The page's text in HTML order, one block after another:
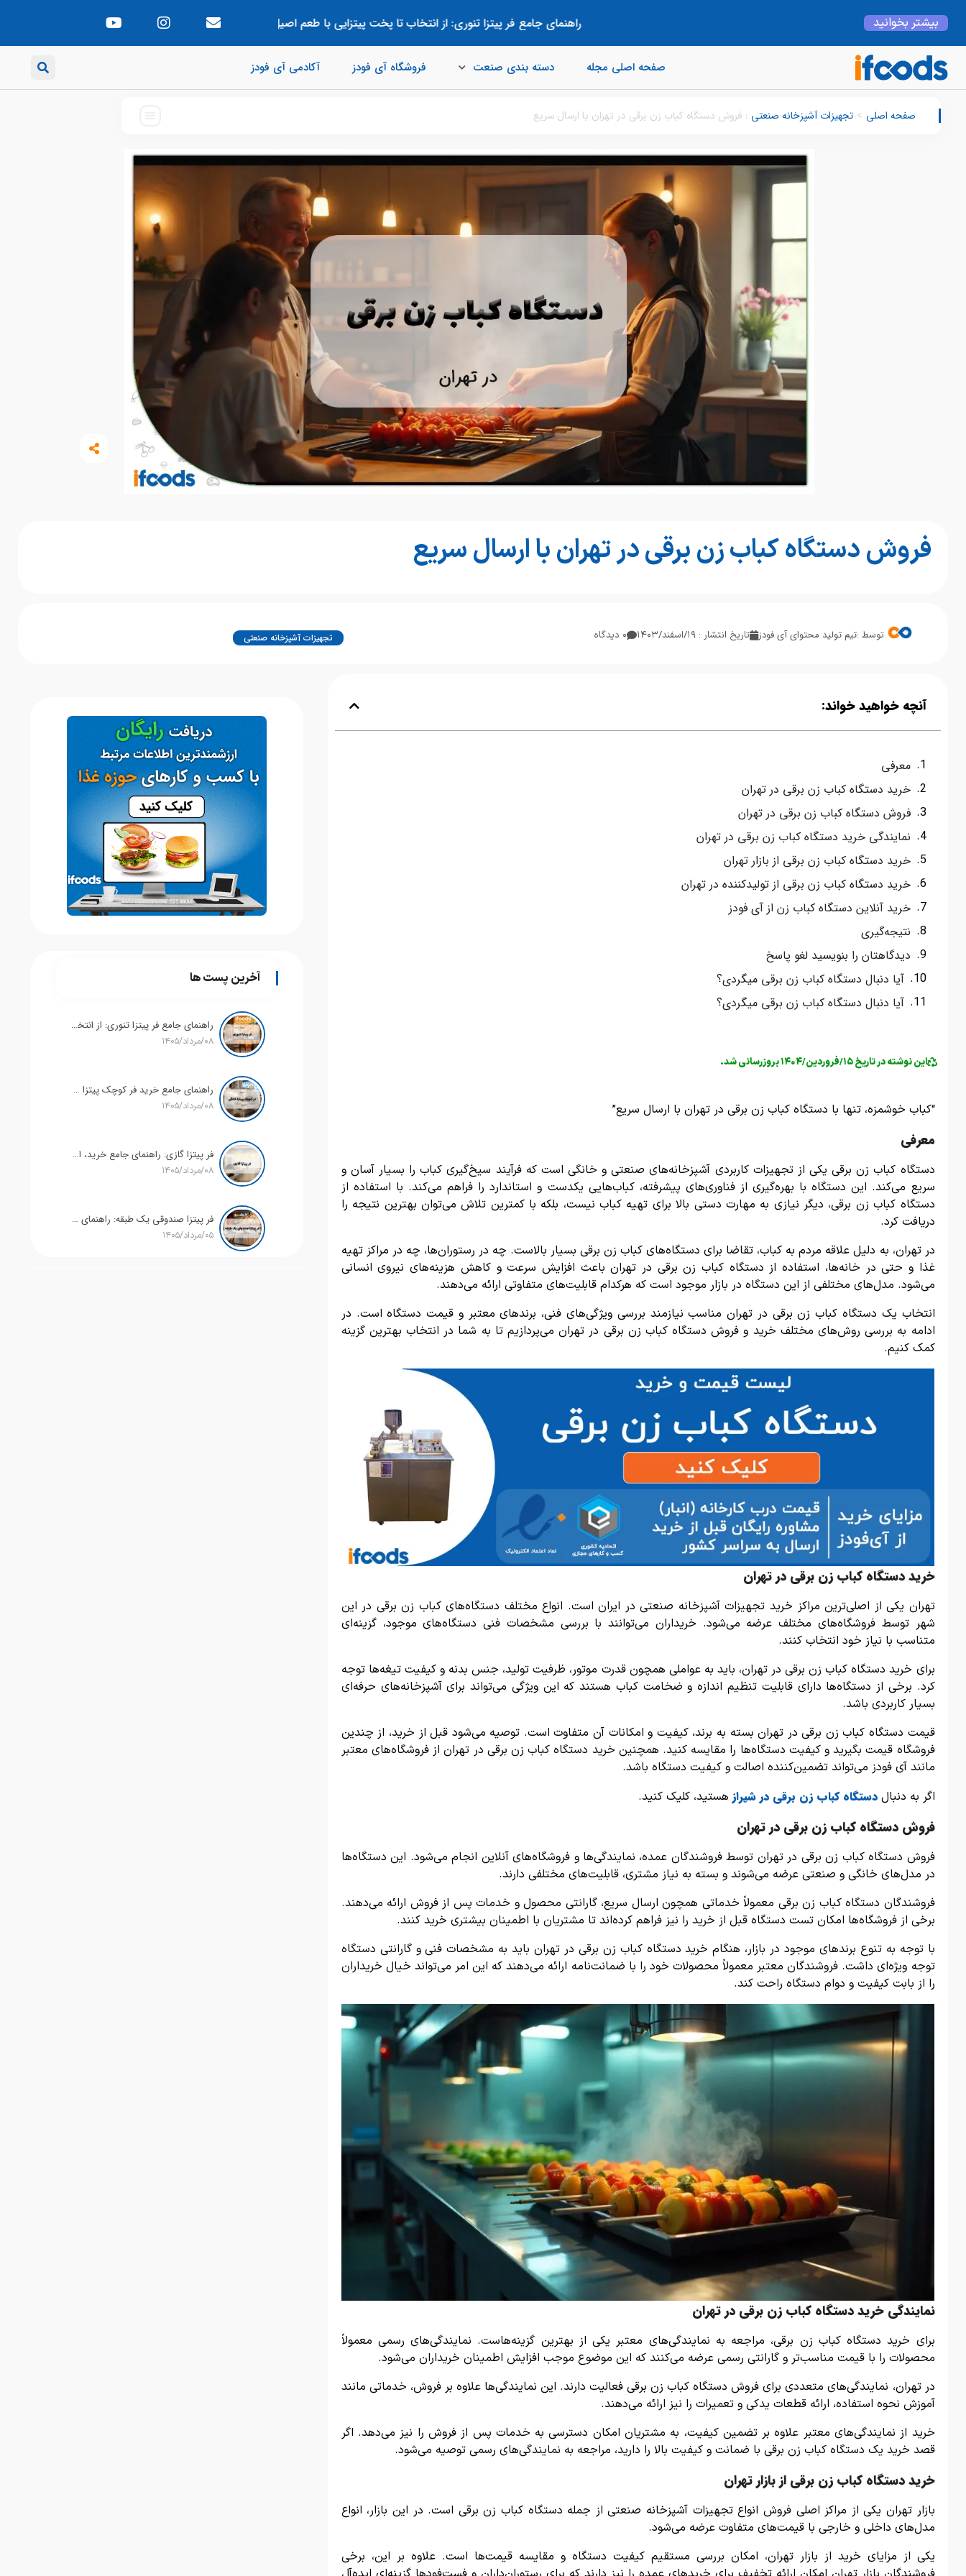
بیشتر بخوانید راهنمای جامع فر پیتزا تنوری: از انتخاب تا پخت پیتزایی با طعم اصیل راهنمای جامع خرید فر کوچک پیتزا خانگی | پیتزای حرفه‌ای در
صفحه اصلی مجله دسته بندی صنعت فروشگاه آی فودز آکادمی آی فودز
صفحه اصلی > تجهیزات آشپزخانه صنعتی : فروش دستگاه کباب زن برقی در تهران با ارسال سریع
فروش دستگاه کباب زن برقی در تهران با ارسال سریع
توسط :تیم تولید محتوای آی فودز تاریخ انتشار : ۱۹/اسفند/۱۴۰۳ ۰ دیدگاه تجهیزات آشپزخانه صنعتی
آنچه خواهید خواند:
معرفی
خرید دستگاه کباب زن برقی در تهران
فروش دستگاه کباب زن برقی در تهران
نمایندگی خرید دستگاه کباب زن برقی در تهران
خرید دستگاه کباب زن برقی از بازار تهران
خرید دستگاه کباب زن برقی از تولیدکننده در تهران
خرید آنلاین دستگاه کباب زن از آی فودز
نتیجه‌گیری
دیدگاهتان را بنویسید لغو پاسخ
آیا دنبال دستگاه کباب زن برقی میگردی؟
آیا دنبال دستگاه کباب زن برقی میگردی؟
این نوشته در تاریخ ۱۵/فروردین/۱۴۰۴ بروزرسانی شد.
“کباب خوشمزه، تنها با دستگاه کباب زن برقی در تهران با ارسال سریع”
معرفی
دستگاه کباب زن برقی یکی از تجهیزات کاربردی آشپزخانه‌های صنعتی و خانگی است که فرآیند سیخ‌گیری کباب را بسیار آسان و
سریع می‌کند. این دستگاه با بهره‌گیری از فناوری‌های پیشرفته، کباب‌هایی یکدست و استاندارد را فراهم می‌کند. با استفاده از
دستگاه کباب زن برقی، دیگر نیازی به مهارت دستی بالا برای تهیه کباب نیست، بلکه با کمترین تلاش می‌توان بهترین نتیجه را
دریافت کرد.
در تهران، به دلیل علاقه مردم به کباب، تقاضا برای دستگاه‌های کباب زن برقی بسیار بالاست. چه در رستوران‌ها، چه در مراکز تهیه
غذا و حتی در خانه‌ها، استفاده از دستگاه کباب زن برقی در تهران باعث افزایش سرعت و کاهش هزینه‌های نیروی انسانی
می‌شود. مدل‌های مختلفی از این دستگاه در بازار موجود است که هرکدام قابلیت‌های متفاوتی ارائه می‌دهند.
انتخاب یک دستگاه کباب زن برقی در تهران مناسب نیازمند بررسی ویژگی‌های فنی، برندهای معتبر و قیمت دستگاه است. در
ادامه به بررسی روش‌های مختلف خرید و فروش دستگاه کباب زن برقی در تهران می‌پردازیم تا به شما در انتخاب بهترین گزینه
کمک کنیم.
خرید دستگاه کباب زن برقی در تهران
تهران یکی از اصلی‌ترین مراکز خرید تجهیزات آشپزخانه صنعتی در ایران است. انواع مختلف دستگاه‌های کباب زن برقی در این
شهر توسط فروشگاه‌های مختلف عرضه می‌شود. خریداران می‌توانند با بررسی مشخصات فنی دستگاه‌های موجود، گزینه‌ای
متناسب با نیاز خود انتخاب کنند.
برای خرید دستگاه کباب زن برقی در تهران، باید به عواملی همچون قدرت موتور، ظرفیت تولید، جنس بدنه و کیفیت تیغه‌ها توجه
کرد. برخی از دستگاه‌ها دارای قابلیت تنظیم اندازه و ضخامت کباب هستند که این ویژگی می‌تواند برای آشپزخانه‌های حرفه‌ای
بسیار کاربردی باشد.
قیمت دستگاه کباب زن برقی در تهران بسته به برند، کیفیت و امکانات آن متفاوت است. توصیه می‌شود قبل از خرید، از چندین
فروشگاه قیمت بگیرید و کیفیت دستگاه‌ها را مقایسه کنید. همچنین خرید دستگاه کباب زن برقی در تهران از فروشگاه‌های معتبر
مانند آی فودز می‌تواند تضمین‌کننده اصالت و کیفیت دستگاه باشد.
اگر به دنبالدستگاه کباب زن برقی در شیرازهستید، کلیک کنید.
فروش دستگاه کباب زن برقی در تهران
فروش دستگاه کباب زن برقی در تهران توسط فروشندگان عمده، نمایندگی‌ها و فروشگاه‌های آنلاین انجام می‌شود. این دستگاه‌ها
در مدل‌های خانگی و صنعتی عرضه می‌شوند و بسته به نیاز مشتری، قابلیت‌های مختلفی دارند.
فروشندگان دستگاه کباب زن برقی معمولاً خدماتی همچون ارسال سریع، گارانتی محصول و خدمات پس از فروش ارائه می‌دهند.
برخی از فروشگاه‌ها امکان تست دستگاه قبل از خرید را نیز فراهم کرده‌اند تا مشتریان با اطمینان بیشتری خرید کنند.
با توجه به تنوع برندهای موجود در بازار، هنگام خرید دستگاه کباب زن برقی در تهران باید به مشخصات فنی و گارانتی دستگاه
توجه ویژه‌ای داشت. فروشندگان معتبر معمولاً محصولات خود را با ضمانت‌نامه ارائه می‌دهند که این امر می‌تواند خیال خریداران
را از بابت کیفیت و دوام دستگاه راحت کند.
نمایندگی خرید دستگاه کباب زن برقی در تهران
برای خرید دستگاه کباب زن برقی، مراجعه به نمایندگی‌های معتبر یکی از بهترین گزینه‌هاست. نمایندگی‌های رسمی معمولاً
محصولات را با قیمت مناسب‌تر و گارانتی رسمی عرضه می‌کنند که این موضوع موجب افزایش اطمینان خریداران می‌شود.
در تهران، نمایندگی‌های متعددی برای فروش دستگاه کباب زن برقی فعالیت دارند. این نمایندگی‌ها علاوه بر فروش، خدماتی مانند
آموزش نحوه استفاده، ارائه قطعات یدکی و تعمیرات را نیز ارائه می‌دهند.
خرید از نمایندگی‌های معتبر علاوه بر تضمین کیفیت، به مشتریان امکان دسترسی به خدمات پس از فروش را نیز می‌دهد. اگر
قصد خرید یک دستگاه کباب زن برقی با ضمانت و کیفیت بالا را دارید، مراجعه به نمایندگی‌های رسمی توصیه می‌شود.
خرید دستگاه کباب زن برقی از بازار تهران
بازار تهران یکی از مراکز اصلی فروش انواع تجهیزات آشپزخانه صنعتی از جمله دستگاه کباب زن برقی است. در این بازار، انواع
مدل‌های داخلی و خارجی با قیمت‌های متفاوت عرضه می‌شود.
یکی از مزایای خرید از بازار تهران، امکان بررسی مستقیم کیفیت دستگاه و مقایسه قیمت‌ها است. علاوه بر این، برخی
آخرین پست ها
راهنمای جامع فر پیتزا تنوری: از انتخاب تا پخت پیتزایی با طعم اصیل
۰۸/مرداد/۱۴۰۵
راهنمای جامع خرید فر کوچک پیتزا خانگی | پیتزای حرفه‌ای در آشپزخانه شما
۰۸/مرداد/۱۴۰۵
فر پیتزا گازی: راهنمای جامع خرید، استفاده و پخت پیتزایی بی‌نظیر
۰۸/مرداد/۱۴۰۵
فر پیتزا صندوقی یک طبقه: راهنمای جامع انتخاب، خرید و نگهداری + قیمت
۰۵/مرداد/۱۴۰۵